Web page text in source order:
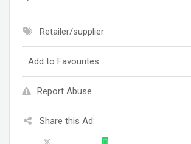
Retailer/supplier
Add to Favourites
Report Abuse
Share this Ad: